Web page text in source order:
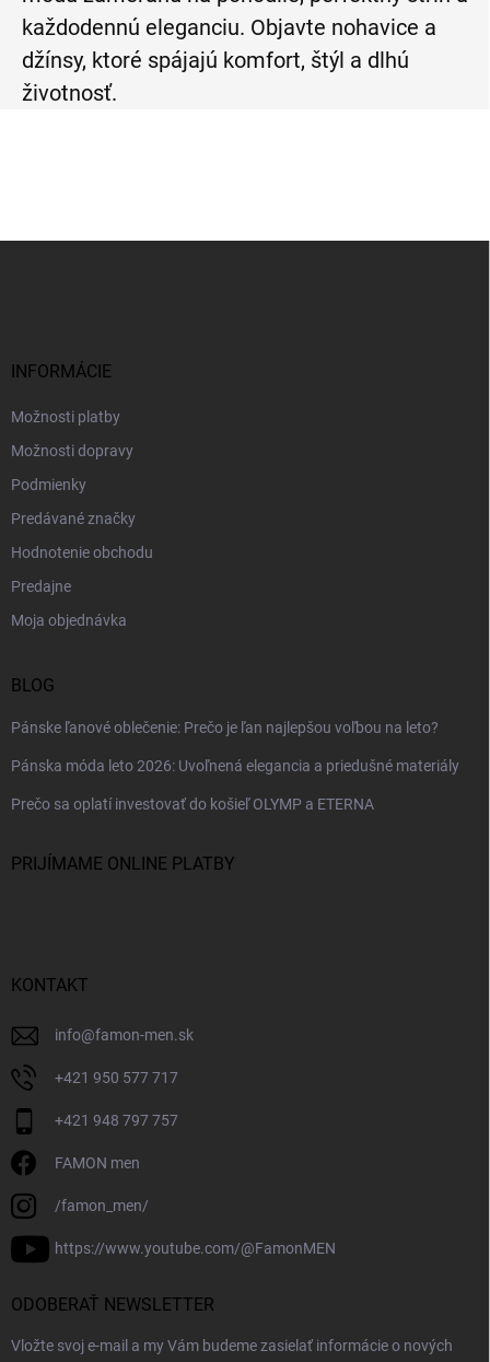
každodennú eleganciu. Objavte nohavice a
džínsy, ktoré spájajú komfort, štýl a dlhú
životnosť.
INFORMÁCIE
Možnosti platby
Možnosti dopravy
Podmienky
Predávané značky
Hodnotenie obchodu
Predajne
Moja objednávka
BLOG
Pánske ľanové oblečenie: Prečo je ľan najlepšou voľbou na leto?
Pánska móda leto 2026: Uvoľnená elegancia a priedušné materiály
Prečo sa oplatí investovať do košieľ OLYMP a ETERNA
PRIJÍMAME ONLINE PLATBY
KONTAKT
info@famon-men.sk
+421 950 577 717
+421 948 797 757
FAMON men
/famon_men/
https://www.youtube.com/@FamonMEN
ODOBERAŤ NEWSLETTER
Vložte svoj e-mail a my Vám budeme zasielať informácie o nových